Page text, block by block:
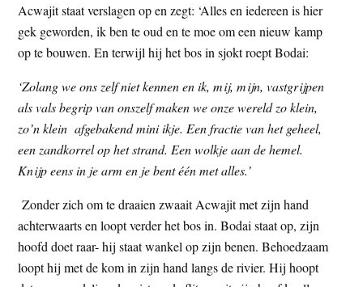
Acwajit staat verslagen op en zegt: ‘Alles en iedereen is hier
gek geworden, ik ben te oud en te moe om een nieuw kamp
op te bouwen. En terwijl hij het bos in sjokt roept Bodai:
‘Zolang we ons zelf niet kennen en ik, mij, mijn, vastgrijpen
als vals begrip van onszelf maken we onze wereld zo klein,
zo’n klein afgebakend mini ikje. Een fractie van het geheel,
een zandkorrel op het strand. Een wolkje aan de hemel.
Knijp eens in je arm en je bent één met alles.’
Zonder zich om te draaien zwaait Acwajit met zijn hand
achterwaarts en loopt verder het bos in. Bodai staat op, zijn
hoofd doet raar- hij staat wankel op zijn benen. Behoedzaam
loopt hij met de kom in zijn hand langs de rivier. Hij hoopt